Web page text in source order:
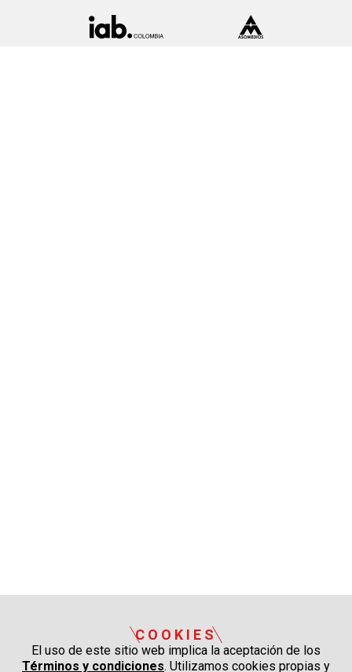
COOKIES
El uso de este sitio web implica la aceptación de los
Términos y condiciones. Utilizamos cookies propias y